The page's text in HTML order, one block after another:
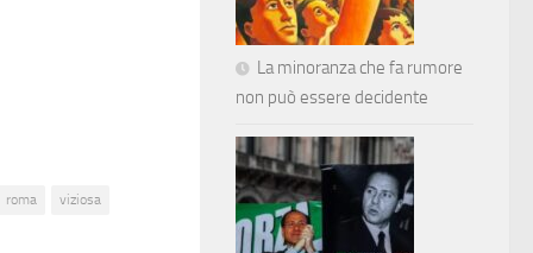
roma viziosa
La minoranza che fa rumore
non può essere decidente